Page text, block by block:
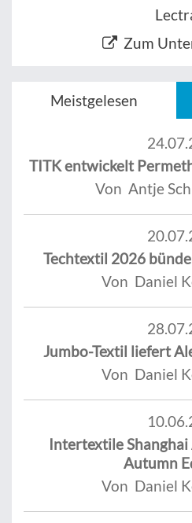
Zum
Meistgelesen
TITK entwickelt
Von Antje
Techtextil 2026
Von Daniel
Jumbo-Textil liefert
Von Daniel
Intertextile Shanghai
Autumn
Von Daniel